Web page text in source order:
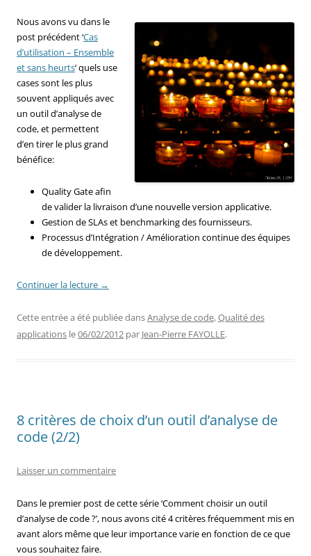
Nous avons vu dans le
post précédent ‘Cas
d’utilisation – Ensemble
et sans heurts‘ quels use
cases sont les plus
souvent appliqués avec
un outil d’analyse de
code, et permettent
d’en tirer le plus grand
bénéfice:
Quality Gate afin
de valider la livraison d’une nouvelle version applicative.
Gestion de SLAs et benchmarking des fournisseurs.
Processus d’Intégration / Amélioration continue des équipes
de développement.
Continuer la lecture →
Cette entrée a été publiée dansAnalyse de code,Qualité des
applications le06/02/2012 par Jean-Pierre FAYOLLE.
8 critères de choix d’un outil d’analyse de
code (2/2)
Laisser un commentaire
Dans le premier post de cette série ‘Comment choisir un outil
d’analyse de code ?’, nous avons cité 4 critères fréquemment mis en
avant alors même que leur importance varie en fonction de ce que
vous souhaitez faire.